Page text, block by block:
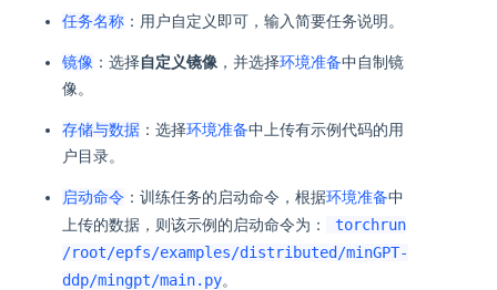
任务名称 ：用户自定义即可，输入简要任务说明。
镜像 ：选择自定义镜像 ，并选择环境准备中自制镜
像。
存储与数据 ：选择环境准备中上传有示例代码的用
户目录。
启动命令 ：训练任务的启动命令，根据环境准备中
上传的数据，则该示例的启动命令为：
torchrun
/root/epfs/examples/distributed/minGPT-
ddp/mingpt/main.py。